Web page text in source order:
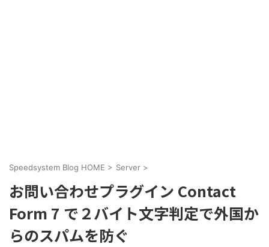
Speedsystem Blog HOME > Server >
お問い合わせプラグイン Contact
Form 7 で２バイト文字判定で外国か
らのスパムを防ぐ